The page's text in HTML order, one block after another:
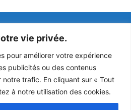
vie privée.
pour améliorer votre expérience
publicités ou des contenus
notre trafic. En cliquant sur « Tout
à notre utilisation des cookies.
ville
la mairie
03 41 66
Horaires
lundi : 14h à 18h
mardi : fermé
mercredi : 10:30 à
12h / 14h à 18h
jeudi : 14h à 18h
vendredi : 14h à 17h